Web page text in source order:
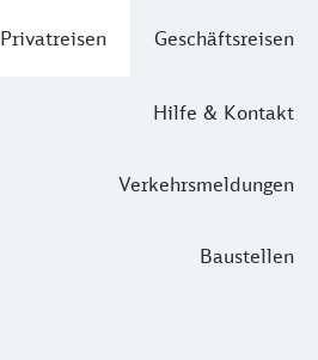
Privatreisen Geschäftsreisen
Hilfe & Kontakt
Verkehrsmeldungen
Baustellen